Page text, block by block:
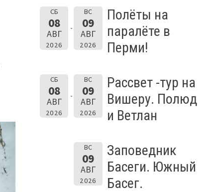
СБ
08
АВГ
2026
ВС
09
АВГ
2026
Полёты на
паралёте в
Перми!
СБ
08
АВГ
2026
ВС
09
АВГ
2026
Рассвет -тур на
Вишеру. Полюд
и Ветлан
ВС
09
АВГ
2026
Заповедник
Басеги. Южный
Басег.